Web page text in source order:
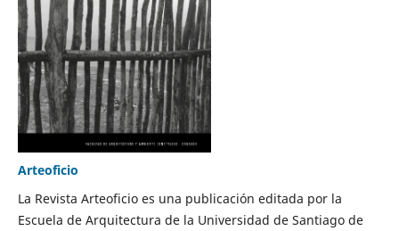
Arteoficio
La Revista Arteoficio es una publicación editada por la
Escuela de Arquitectura de la Universidad de Santiago de